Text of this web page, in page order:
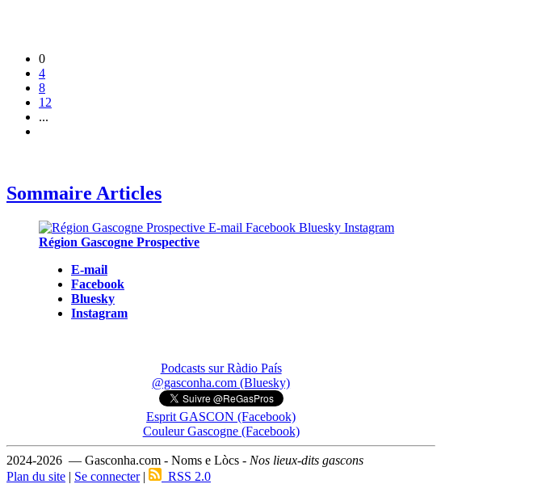
0
4
8
12
...
Sommaire Articles
Région Gascogne Prospective
E-mail
Facebook
Bluesky
Instagram
Podcasts sur Ràdio País
@gasconha.com (Bluesky)
Esprit GASCON (Facebook)
Couleur Gascogne (Facebook)
2024-2026 — Gasconha.com - Noms e Lòcs - Nos lieux-dits gascons
Plan du site | Se connecter| RSS 2.0